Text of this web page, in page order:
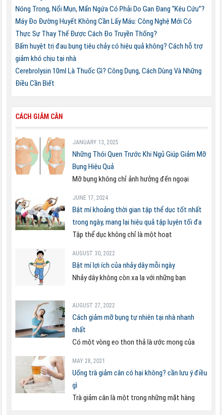
Nóng Trong, Nổi Mụn, Mẩn Ngứa Có Phải Do Gan Đang “Kêu Cứu”?
Máy Đo Đường Huyết Không Cần Lấy Máu: Công Nghệ Mới Có
Thực Sự Thay Thế Được Cách Đo Truyền Thống?
Bấm huyệt trị đau bụng tiêu chảy có hiệu quả không? Cách hỗ trợ
giảm khó chịu tại nhà
Cerebrolysin 10ml Là Thuốc Gì? Công Dụng, Cách Dùng Và Những
Điều Cần Biết
CÁCH GIẢM CÂN
JANUARY 13, 2025
Những Thói Quen Trước Khi Ngủ Giúp Giảm Mỡ
Bụng Hiệu Quả
Mỡ bụng không chỉ ảnh hưởng đến ngoại
JUNE 17, 2024
Bật mí khoảng thời gian tập thể dục tốt nhất
trong ngày, mang lại hiệu quả tập luyện tối đa
Tập thể dục không chỉ là một hoạt
AUGUST 30, 2022
Bật mí lợi ích của nhảy dây mỗi ngày
Nhảy dây không còn xa lạ với những bạn
AUGUST 27, 2022
Cách giảm mỡ bụng tự nhiên tại nhà nhanh
nhất
Có một vòng eo thon thả là ước mong của
MAY 28, 2021
Uống trà giảm cân có hại không? cần lưu ý điều
gì
Trà giảm cân là một trong những mặt hàng